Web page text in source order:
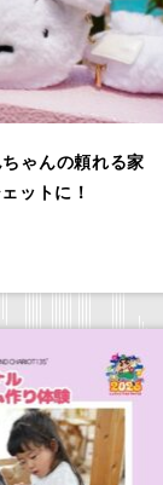
ゃんの頼れる家
ットに！